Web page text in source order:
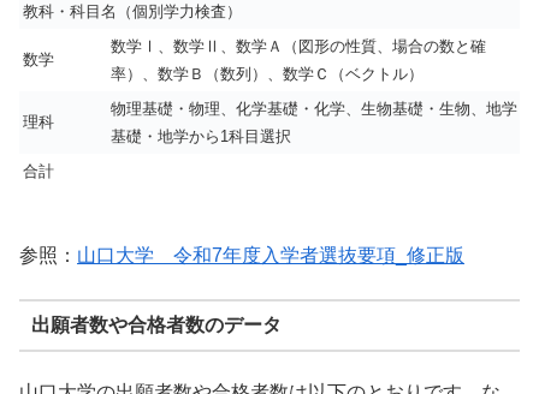
教科・科目名（個別学力検査）
数学
数学Ⅰ、数学Ⅱ、数学Ａ（図形の性質、場合の数と確
率）、数学Ｂ（数列）、数学Ｃ（ベクトル）
理科
物理基礎・物理、化学基礎・化学、生物基礎・生物、地学
基礎・地学から1科目選択
合計
参照： 山口大学 令和7年度入学者選抜要項_修正版
出願者数や合格者数のデータ